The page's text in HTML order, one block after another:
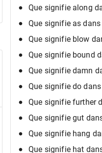
Que signifie along
Que signifie as
Que signifie blow
Que signifie bound
Que signifie damn
Que signifie do
Que signifie further
Que signifie gut
Que signifie hang
Que signifie hat